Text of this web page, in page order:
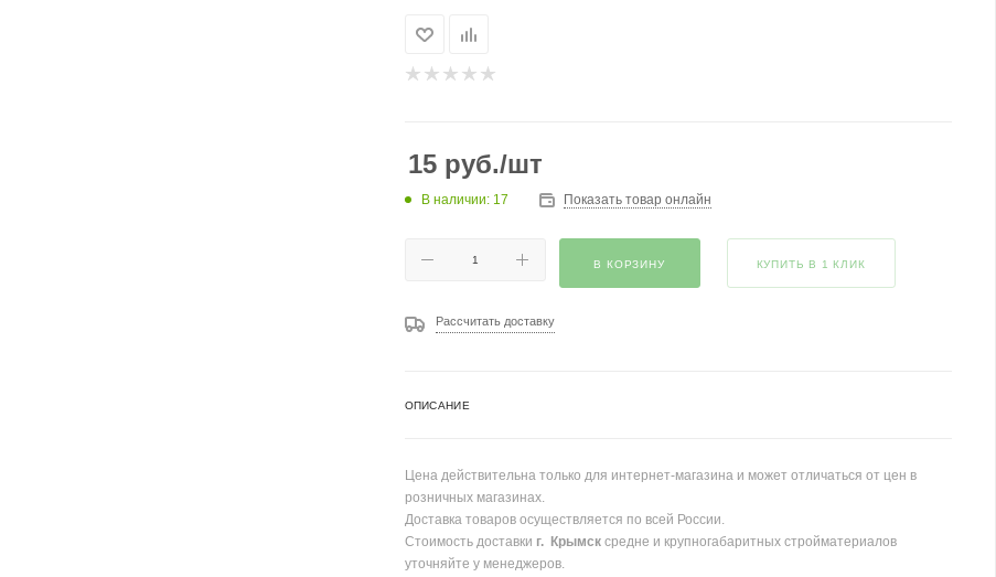
15руб./шт
В наличии: 17 Показать товар онлайн
В КОРЗИНУ КУПИТЬ В 1 КЛИК
Рассчитать доставку
ОПИСАНИЕ
Цена действительна только для интернет-магазина и может отличаться от цен в
розничных магазинах.
Доставка товаров осуществляется по всей России.
Стоимость доставки г. Крымсксредне и крупногабаритных стройматериалов
уточняйте у менеджеров.